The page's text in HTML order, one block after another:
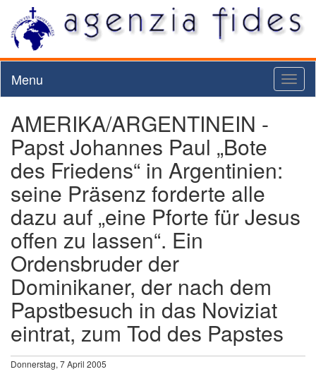
Menu
AMERIKA/ARGENTINEIN -
Papst Johannes Paul „Bote
des Friedens“ in Argentinien:
seine Präsenz forderte alle
dazu auf „eine Pforte für Jesus
offen zu lassen“. Ein
Ordensbruder der
Dominikaner, der nach dem
Papstbesuch in das Noviziat
eintrat, zum Tod des Papstes
Donnerstag, 7 April 2005